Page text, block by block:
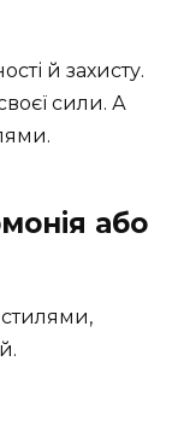
й захисту.
сили. А
або